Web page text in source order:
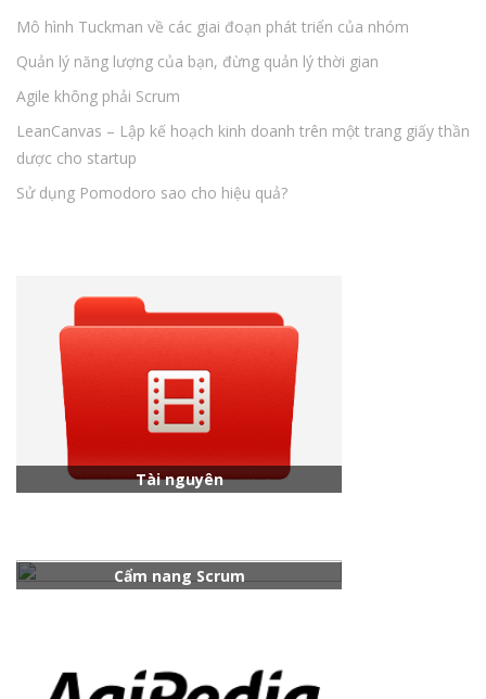
Mô hình Tuckman về các giai đoạn phát triển của nhóm
Quản lý năng lượng của bạn, đừng quản lý thời gian
Agile không phải Scrum
LeanCanvas – Lập kế hoạch kinh doanh trên một trang giấy thần
dược cho startup
Sử dụng Pomodoro sao cho hiệu quả?
Tài nguyên
Cẩm nang Scrum